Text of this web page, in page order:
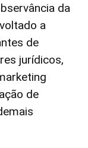
da
a
de
jurídicos,
de